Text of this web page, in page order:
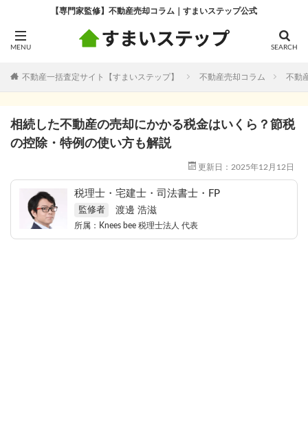
【専門家監修】不動産売却コラム｜すまいステップ公式
不動産一括査定サイト【すまいステップ】 不動産売却コラム 不動
相続した不動産の売却にかかる税金はいくら？節税
の控除・特例の使い方も解説
更新日：2025年12月12日
税理士・宅建士・司法書士・FP
監修者 渡邊 浩滋
所属： Knees bee 税理士法人 代表